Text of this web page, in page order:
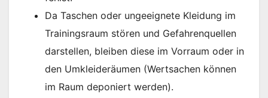
Da Taschen oder ungeeignete Kleidung im
Trainingsraum stören und Gefahrenquellen
darstellen, bleiben diese im Vorraum oder in
den Umkleideräumen (Wertsachen können
im Raum deponiert werden).